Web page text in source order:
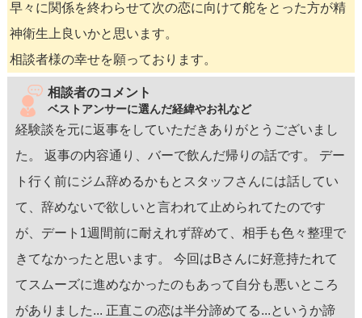
早々に関係を終わらせて次の恋に向けて舵をとった方が精
神衛生上良いかと思います。
相談者様の幸せを願っております。
相談者のコメント
ベストアンサーに選んだ経緯やお礼など
経験談を元に返事をしていただきありがとうございまし
た。 返事の内容通り、バーで飲んだ帰りの話です。 デー
ト行く前にジム辞めるかもとスタッフさんには話してい
て、辞めないで欲しいと言われて止められてたのです
が、デート1週間前に耐えれず辞めて、相手も色々整理で
きてなかったと思います。 今回はBさんに好意持たれて
てスムーズに進めなかったのもあって自分も悪いところ
がありました... 正直この恋は半分諦めてる...というか諦